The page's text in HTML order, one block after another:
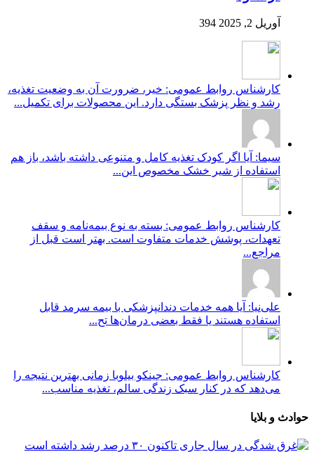
آوریل 2, 2025 394
کارشناس روابط عمومی: خیر، ضرورت آن به وضعیت تغذیه،
رشد و نظر پزشک بستگی دارد. این محصولات برای تکمیل...
سیما: آیا اگر کودک تغذیه کامل و متنوعی داشته باشد، باز هم
استفاده از شیر خشک مخصوص این...
کارشناس روابط عمومی: بسته به نوع بیمه‌نامه و سقف
تعهدات، پوشش خدمات متفاوت است. بهتر است قبل از
مراجع...
علی‌نیا: آیا همه خدمات دندانپزشکی با بیمه سرمد قابل
استفاده هستند یا فقط بعضی درمان‌ها تح...
کارشناس روابط عمومی: جینکو بیلوبا زمانی بهترین نتیجه را
می‌دهد که در کنار سبک زندگی سالم، تغذیه مناسب...
حوادث و بلایا